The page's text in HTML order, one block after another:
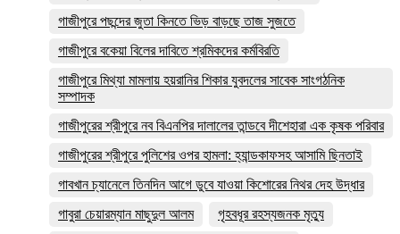
গাজীপুরে পছন্দের জুতা কিনতে ভিড় বাড়ছে তাজ সুজতে
গাজীপুরে বকেয়া বিলের দাবিতে শ্রমিকদের কর্মবিরতি
গাজীপুরে মিথ্যা মামলায় হয়রানির শিকার যুবদলের সাবেক সাংগঠনিক
সম্পাদক
গাজীপুরের শ্রীপুরে নব বিএনপির দালালের তান্ডবে দীশেহারা এক কৃষক পরিবার
গাজীপুরের শ্রীপুরে পুলিশের ওপর হামলা: হ্যান্ডকাফসহ আসামি ছিনতাই
গাবখান চ্যানেলে তিনদিন আগে ডুবে যাওয়া কিশোরের নিথর দেহ উদ্ধার
গাবুরা চেয়ারম্যান মাছুদুল আলম
গৃহবধূর রহস্যজনক মৃত্যু